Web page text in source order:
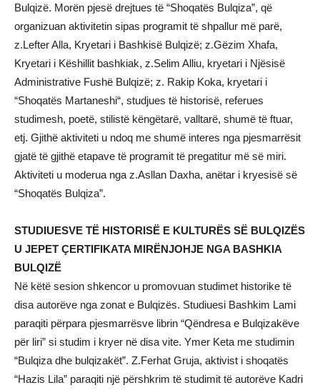
Bulqizë. Morën pjesë drejtues të “Shoqatës Bulqiza”, që
organizuan aktivitetin sipas programit të shpallur më parë,
z.Lefter Alla, Kryetari i Bashkisë Bulqizë; z.Gëzim Xhafa,
Kryetari i Këshillit bashkiak, z.Selim Alliu, kryetari i Njësisë
Administrative Fushë Bulqizë; z. Rakip Koka, kryetari i
“Shoqatës Martaneshi“, studjues të historisë, referues
studimesh, poetë, stilistë këngëtarë, valltarë, shumë të ftuar,
etj. Gjithë aktiviteti u ndoq me shumë interes nga pjesmarrësit
gjatë të gjithë etapave të programit të pregatitur më së miri.
Aktiviteti u moderua nga z.Asllan Daxha, anëtar i kryesisë së
“Shoqatës Bulqiza”.
STUDIUESVE TË HISTORISË E KULTURËS SË BULQIZËS
U JEPET ÇERTIFIKATA MIRËNJOHJE NGA BASHKIA
BULQIZË
Në këtë sesion shkencor u promovuan studimet historike të
disa autorëve nga zonat e Bulqizës. Studiuesi Bashkim Lami
paraqiti përpara pjesmarrësve librin “Qëndresa e Bulqizakëve
për liri” si studim i kryer në disa vite. Ymer Keta me studimin
“Bulqiza dhe bulqizakët”. Z.Ferhat Gruja, aktivist i shoqatës
“Hazis Lila” paraqiti një përshkrim të studimit të autorëve Kadri